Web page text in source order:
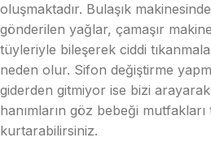
oluşmaktadır. Bulaşık
gönderilen yağlar, çamaşır
tüyleriyle bileşerek ciddi
neden olur. Sifon değiştirme
giderden gitmiyor ise bizi
hanımların göz bebeği
kurtarabilirsiniz.